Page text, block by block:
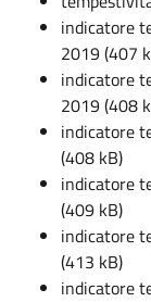
indicatore
2019 (407
indicatore
2019 (408
indicatore
(408 kB)
indicatore
(409 kB)
indicatore
(413 kB)
indicatore